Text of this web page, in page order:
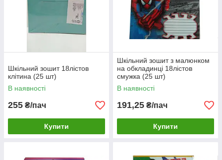
Шкільний зошит 18лістов
клітина (25 шт)
В наявності
255 ₴/пач
Купити
Шкільний зошит з малюнком
на обкладинці 18лістов
смужка (25 шт)
В наявності
191,25 ₴/пач
Купити